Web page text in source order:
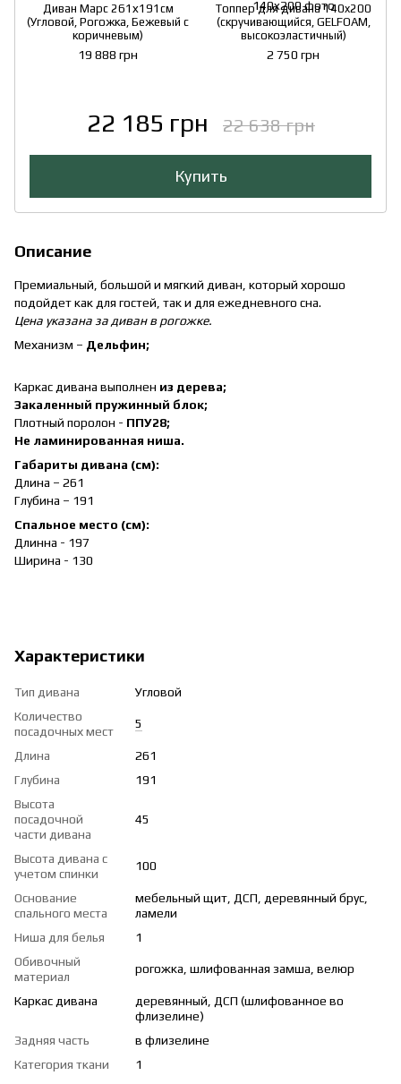
Диван Марс 261х191см
(Угловой, Рогожка, Бежевый с
коричневым)
19 888 грн
Топпер для дивана 140x200
(скручивающийся, GELFOAM,
высокоэластичный)
2 750 грн
22 185 грн 22 638 грн
Купить
Описание
Премиальный, большой и мягкий диван, который хорошо
подойдет как для гостей, так и для ежедневного сна.
Цена указана за диван в рогожке.
Механизм – Дельфин;
Каркас дивана выполнен из дерева;
Закаленный пружинный блок;
Плотный поролон - ППУ28;
Не ламинированная ниша.
Габариты дивана (см):
Длина – 261
Глубина – 191
Спальное место (см):
Длинна - 197
Ширина - 130
Характеристики
Тип дивана
Угловой
Количество
посадочных мест
5
Длина
261
Глубина
191
Высота
посадочной
части дивана
45
Высота дивана с
учетом спинки
100
Основание
спального места
мебельный щит, ДСП, деревянный брус,
ламели
Ниша для белья
1
Обивочный
материал
рогожка, шлифованная замша, велюр
Каркас дивана
деревянный, ДСП (шлифованное во
флизелине)
Задняя часть
в флизелине
Категория ткани
1